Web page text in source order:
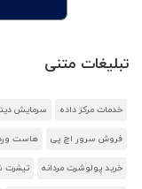
تبلیغات متنی
خدمات مرکز داده سرمایش
فروش سرور اچ پی هاست
خرید پولوشرت مردانه تیشرت